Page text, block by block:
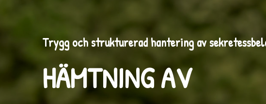
Trygg och strukturerad hantering av
HÄMTNING AV